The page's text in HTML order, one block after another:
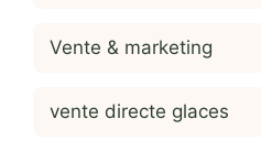
Vente & marketing
vente directe glaces